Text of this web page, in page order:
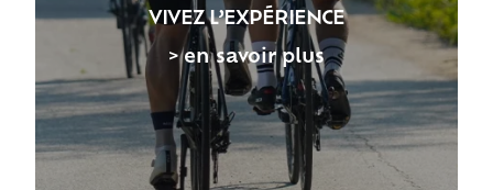
VIVEZ L’EXPÉRIENCE
> en savoir plus